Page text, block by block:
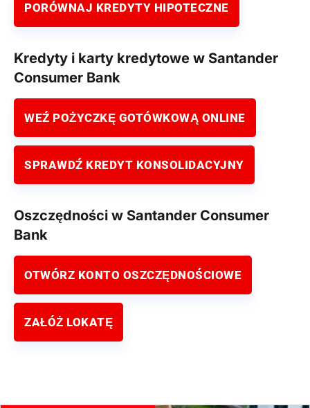
PORÓWNAJ KREDYTY HIPOTECZNE
Kredyty i karty kredytowe w Santander
Consumer Bank
WEŹ POŻYCZKĘ GOTÓWKOWĄ ONLINE
SPRAWDŹ KREDYT KONSOLIDACYJNY
Oszczędności w Santander Consumer
Bank
OTWÓRZ KONTO OSZCZĘDNOŚCIOWE
ZAŁÓŻ LOKATĘ